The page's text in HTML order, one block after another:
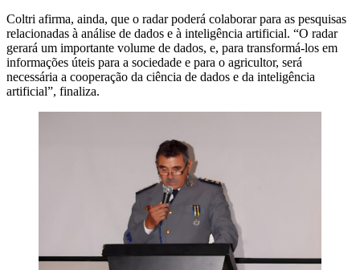
Coltri afirma, ainda, que o radar poderá colaborar para as pesquisas
relacionadas à análise de dados e à inteligência artificial. “O radar
gerará um importante volume de dados, e, para transformá-los em
informações úteis para a sociedade e para o agricultor, será
necessária a cooperação da ciência de dados e da inteligência
artificial”, finaliza.